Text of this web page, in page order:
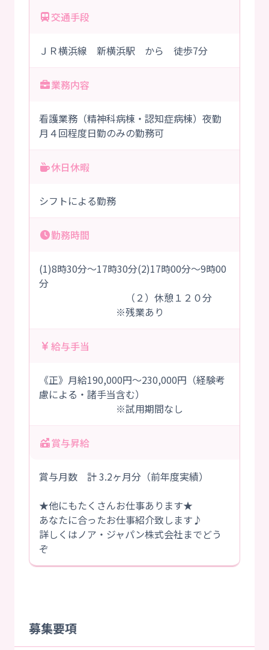
交通手段
ＪＲ横浜線 新横浜駅 から 徒歩7分
業務内容
看護業務（精神科病棟・認知症病棟）夜勤
月４回程度日勤のみの勤務可
休日休暇
シフトによる勤務
勤務時間
(1)8時30分～17時30分(2)17時00分～9時00
分
（２）休憩１２０分
※残業あり
給与手当
《正》月給190,000円～230,000円（経験考
慮による・諸手当含む）
※試用期間なし
賞与昇給
賞与月数 計 3.2ヶ月分（前年度実績）
★他にもたくさんお仕事あります★
あなたに合ったお仕事紹介致します♪
詳しくはノア・ジャパン株式会社までどう
ぞ
募集要項